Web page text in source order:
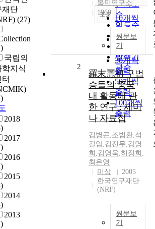
재단
(27)
국립의
학지식
2018
2017
2016
2015
2014
2013
인기도
순
연도순
제목순
저자순
발행기
관순
10개씩
출력
20개씩
출력
30개씩
출력
50개씩
출력
100개씩
출력
조회
목민연구소
1969
원문보
기
2
羅末麗初 구법
승들의 중국
내 활동에 관
한 연구 : 세미
나 자료집
김병곤,조범환,석
길암,김진무,강명
희 ,김영욱,허정희 ,
최은영
미상
2005
한국연구재단
(NRF)
원문보
기